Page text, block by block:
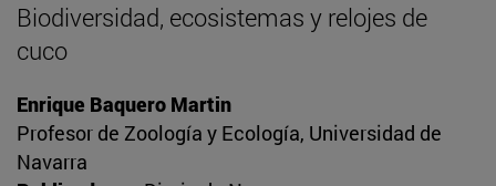
Biodiversidad, ecosistemas y relojes de
cuco
Enrique Baquero Martin
Profesor de Zoología y Ecología, Universidad de
Navarra